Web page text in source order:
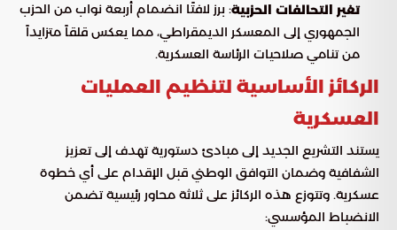
تغير التحالفات الحزبية: برز لافتًا انضمام أربعة نواب من الحزب
الجمهوري إلى المعسكر الديمقراطي، مما يعكس قلقاً متزايداً
من تنامي صلاحيات الرئاسة العسكرية.
الركائز الأساسية لتنظيم العمليات
العسكرية
يستند التشريع الجديد إلى مبادئ دستورية تهدف إلى تعزيز
الشفافية وضمان التوافق الوطني قبل الإقدام على أي خطوة
عسكرية. وتتوزع هذه الركائز على ثلاثة محاور رئيسية تضمن
الانضباط المؤسسي: